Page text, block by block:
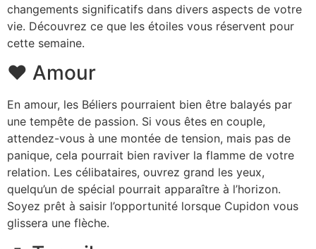
changements significatifs dans divers aspects de votre
vie. Découvrez ce que les étoiles vous réservent pour
cette semaine.
❤️ Amour
En amour, les Béliers pourraient bien être balayés par
une tempête de passion. Si vous êtes en couple,
attendez-vous à une montée de tension, mais pas de
panique, cela pourrait bien raviver la flamme de votre
relation. Les célibataires, ouvrez grand les yeux,
quelqu’un de spécial pourrait apparaître à l’horizon.
Soyez prêt à saisir l’opportunité lorsque Cupidon vous
glissera une flèche.